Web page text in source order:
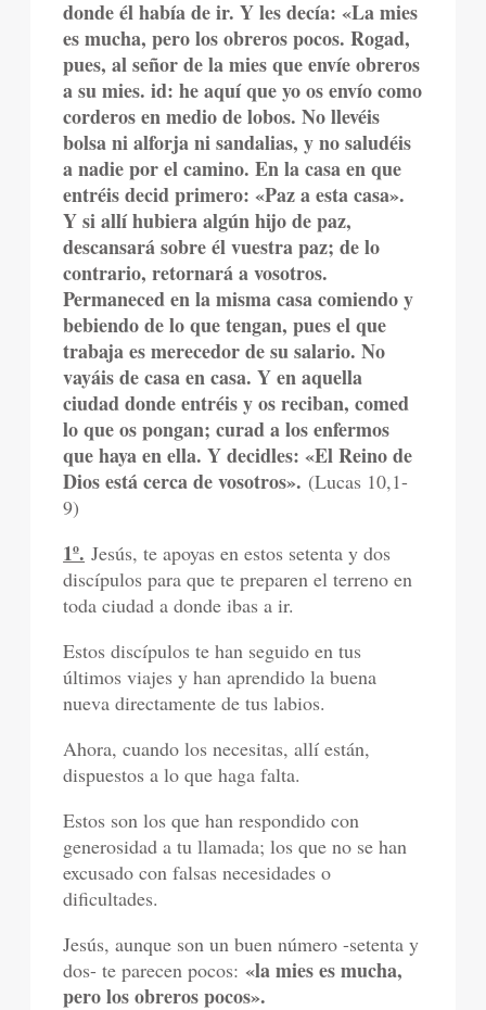
donde él había de ir. Y les decía: «La mies
es mucha, pero los obreros pocos. Rogad,
pues, al señor de la mies que envíe obreros
a su mies. id: he aquí que yo os envío como
corderos en medio de lobos. No llevéis
bolsa ni alforja ni sandalias, y no saludéis
a nadie por el camino. En la casa en que
entréis decid primero: «Paz a esta casa».
Y si allí hubiera algún hijo de paz,
descansará sobre él vuestra paz; de lo
contrario, retornará a vosotros.
Permaneced en la misma casa comiendo y
bebiendo de lo que tengan, pues el que
trabaja es merecedor de su salario. No
vayáis de casa en casa. Y en aquella
ciudad donde entréis y os reciban, comed
lo que os pongan; curad a los enfermos
que haya en ella. Y decidles: «El Reino de
Dios está cerca de vosotros». (Lucas 10,1-
9)
1º. Jesús, te apoyas en estos setenta y dos
discípulos para que te preparen el terreno en
toda ciudad a donde ibas a ir.
Estos discípulos te han seguido en tus
últimos viajes y han aprendido la buena
nueva directamente de tus labios.
Ahora, cuando los necesitas, allí están,
dispuestos a lo que haga falta.
Estos son los que han respondido con
generosidad a tu llamada; los que no se han
excusado con falsas necesidades o
dificultades.
Jesús, aunque son un buen número -setenta y
dos- te parecen pocos:«la mies es mucha,
pero los obreros pocos».